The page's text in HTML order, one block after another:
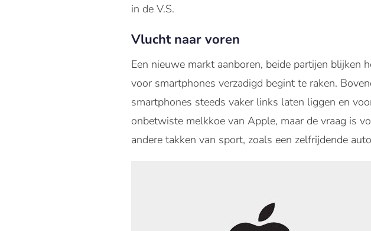
in de V.S.
Vlucht naar voren
Een nieuwe markt aanboren, beide partijen
voor smartphones verzadigd begint te raken.
smartphones steeds vaker links laten liggen en
onbetwiste melkkoe van Apple, maar de vraag is
andere takken van sport, zoals een zelfrijdende